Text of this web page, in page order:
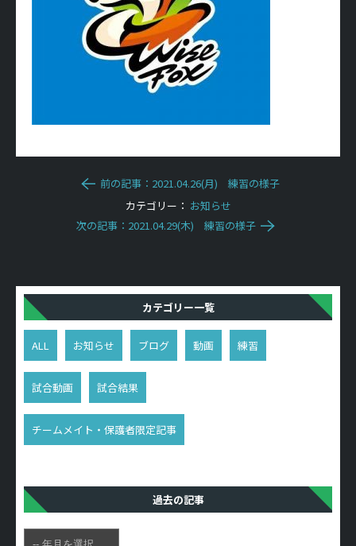
前の記事：2021.04.26(月) 練習の様子
カテゴリー： お知らせ
次の記事：2021.04.29(木) 練習の様子
カテゴリー一覧
ALL お知らせ ブログ 動画 練習
試合動画 試合結果
チームメイト・保護者限定記事
過去の記事